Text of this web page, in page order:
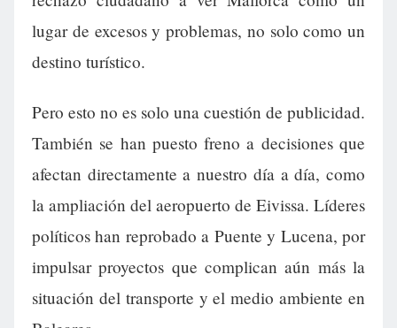
lugar de excesos y problemas, no solo como un
destino turístico.
Pero esto no es solo una cuestión de publicidad.
También se han puesto freno a decisiones que
afectan directamente a nuestro día a día, como
la ampliación del aeropuerto de Eivissa. Líderes
políticos han reprobado a Puente y Lucena, por
impulsar proyectos que complican aún más la
situación del transporte y el medio ambiente en